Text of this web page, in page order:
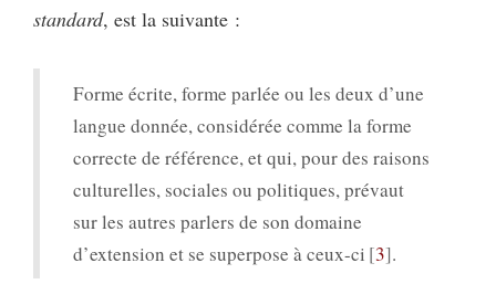
standard, est la suivante :
Forme écrite, forme parlée ou les deux d’une
langue donnée, considérée comme la forme
correcte de référence, et qui, pour des raisons
culturelles, sociales ou politiques, prévaut
sur les autres parlers de son domaine
d’extension et se superpose à ceux-ci 3 .